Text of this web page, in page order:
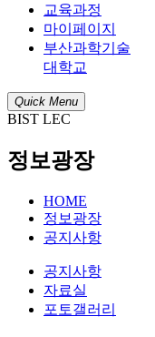
교육과정
마이페이지
부산과학기술
대학교
Quick Menu
BIST LEC
정보광장
HOME
정보광장
공지사항
공지사항
자료실
포토갤러리